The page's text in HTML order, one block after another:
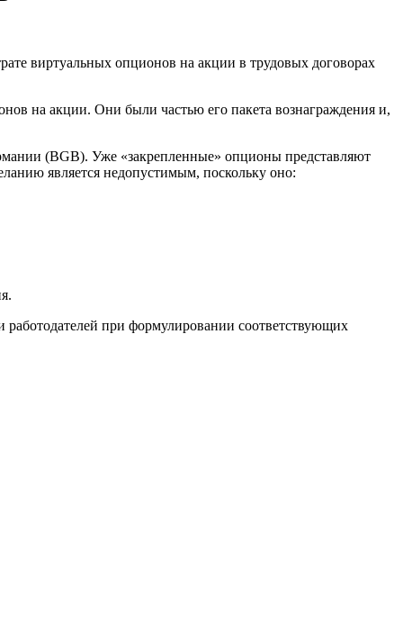
виртуальных опционов на акции в трудовых договорах
на акции. Они были частью его пакета вознаграждения и,
(BGB). Уже «закрепленные» опционы представляют
является недопустимым, поскольку оно:
работодателей при формулировании соответствующих